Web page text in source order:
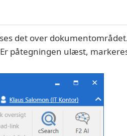
det over
påtegningen ulæst,